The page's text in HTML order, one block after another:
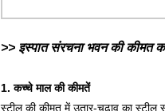
>> इस्पात संरचना भवन की कीमत
1. कच्चे माल की कीमतें
स्टील की कीमत में उतार-चढ़ाव का स्टील